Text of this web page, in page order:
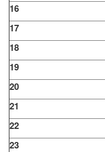
16
17
18
19
20
21
22
23